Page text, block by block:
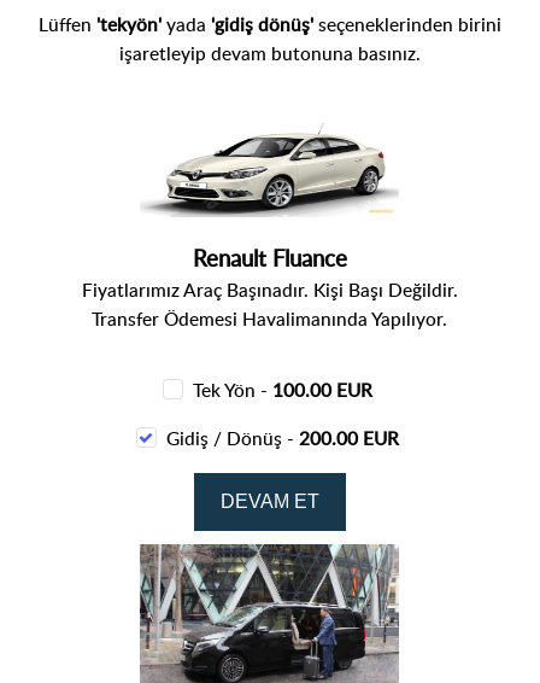
Lüffen 'tekyön'yada 'gidiş dönüş'seçeneklerinden birini
işaretleyip devam butonuna basınız.
Renault Fluance
Fiyatlarımız Araç Başınadır. Kişi Başı Değildir.
Transfer Ödemesi Havalimanında Yapılıyor.
Tek Yön - 100.00 EUR
Gidiş / Dönüş - 200.00 EUR